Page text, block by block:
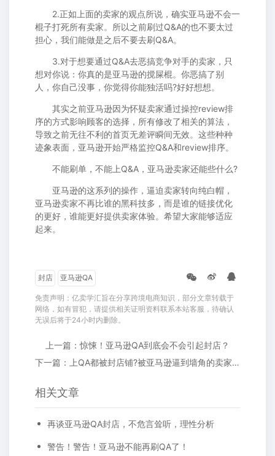
2.正如上面的卖家的观点所说，确实亚马逊不会一
棍子打死所有卖家。所以之前刷过Q&A的也不要太过
担心，我们能做是之后不要去刷Q&A。
3.对于想要通过Q&A去恶搞竞争对手的卖家，只
想对你说：你真的是亚马逊的搅屎棍。你恶搞了别
人，你自己没事，你觉得你能独活吗?好好想想。
其实之前亚马逊因为怀疑卖家通过操控review排
序的方式影响顾客的选择，所有修改了相关的算法，
导致之前无往不利的首页无差评瞬间无效。这些种种
迹象表面，亚马逊开始严格监控Q&A和review排序。
不能刷单，不能上Q&A，亚马逊卖家还能些什么?
亚马逊的这系列的操作，逼迫卖家转向纯白帽，
亚马逊卖家不再比谁的黑科技多，而是谁的链接优化
的更好，谁能更好提供卖家体验。希望大家能够适应
起来。
封店 亚马逊QA
免责声明：亿卖学汇旨在分享跨境电商知识，部分文章转载于
网络，如有冒犯，请提供相关证明资料联系本站客服，待确认
无误后将于24小时内删除。
上一篇：惊悚！亚马逊QA到底会不会引起封店？
下一篇：上QA都被封店铺?被亚马逊逼到墙角的卖家们，你们还好吗?
相关文章
再谈亚马逊QA封店，不危言耸听，理性分析
警告！警告！亚马逊不能再刷QA了！